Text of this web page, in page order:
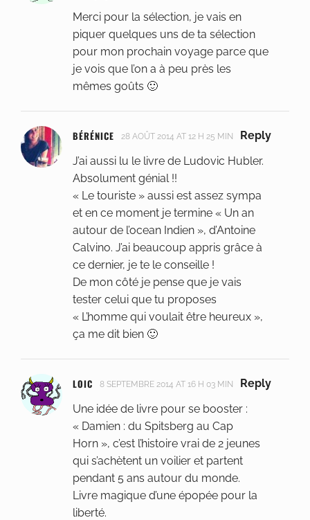
Merci pour la sélection, je vais en
piquer quelques uns de ta sélection
pour mon prochain voyage parce que
je vois que l’on a à peu près les
mêmes goûts 🙂
BÉRÉNICE 28 AOÛT 2014 AT 12 H 25 MIN
Reply
J’ai aussi lu le livre de Ludovic Hubler.
Absolument génial !!
« Le touriste » aussi est assez sympa
et en ce moment je termine « Un an
autour de l’ocean Indien », d’Antoine
Calvino. J’ai beaucoup appris grâce à
ce dernier, je te le conseille !
De mon côté je pense que je vais
tester celui que tu proposes
« L’homme qui voulait être heureux »,
ça me dit bien 🙂
LOIC 8 SEPTEMBRE 2014 AT 16 H 03 MIN
Reply
Une idée de livre pour se booster :
« Damien : du Spitsberg au Cap
Horn », c’est l’histoire vrai de 2 jeunes
qui s’achètent un voilier et partent
pendant 5 ans autour du monde.
Livre magique d’une épopée pour la
liberté.